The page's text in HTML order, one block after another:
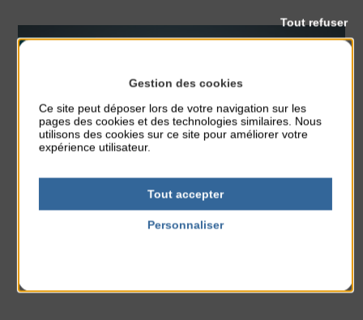
Equitation Nature Randonnée
BALADES À CHEVAL AU COUCHER DU SOLEIL
Gestion des cookies
Ce site peut déposer lors de votre navigation sur les
pages des cookies et des technologies similaires. Nous
utilisons des cookies sur ce site pour améliorer votre
expérience utilisateur.
Tout accepter
Tout refuser
Personnaliser